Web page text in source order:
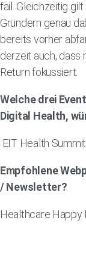
fail. Gleichzeitig
Gründern genau
bereits vorher
derzeit auch, dass
Return fokussiert.
Welche drei
Digital Health,
EIT Health
Empfohlene
/ Newsletter?
Healthcare Happy